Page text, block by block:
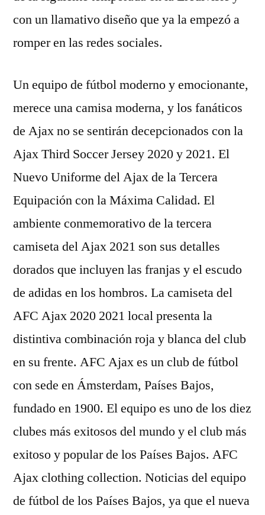
con un llamativo diseño que ya la empezó a
romper en las redes sociales.
Un equipo de fútbol moderno y emocionante,
merece una camisa moderna, y los fanáticos
de Ajax no se sentirán decepcionados con la
Ajax Third Soccer Jersey 2020 y 2021. El
Nuevo Uniforme del Ajax de la Tercera
Equipación con la Máxima Calidad. El
ambiente conmemorativo de la tercera
camiseta del Ajax 2021 son sus detalles
dorados que incluyen las franjas y el escudo
de adidas en los hombros. La camiseta del
AFC Ajax 2020 2021 local presenta la
distintiva combinación roja y blanca del club
en su frente. AFC Ajax es un club de fútbol
con sede en Ámsterdam, Países Bajos,
fundado en 1900. El equipo es uno de los diez
clubes más exitosos del mundo y el club más
exitoso y popular de los Países Bajos. AFC
Ajax clothing collection. Noticias del equipo
de fútbol de los Países Bajos, ya que el nueva